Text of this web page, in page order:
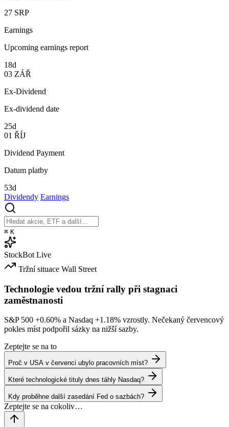
27 SRP
Earnings
Upcoming earnings report
18d
03 ZÁŘ
Ex-Dividend
Ex-dividend date
25d
01 ŘÍJ
Dividend Payment
Datum platby
53d
Dividendy Earnings
⌘ K
StockBot Live
Tržní situace Wall Street
Technologie vedou tržní rally při stagnaci
zaměstnanosti
S&P 500 +0.60% a Nasdaq +1.18% vzrostly. Nečekaný červencový
pokles míst podpořil sázky na nižší sazby.
Zeptejte se na to
Proč v USA v červenci ubylo pracovních míst?
Které technologické tituly dnes táhly Nasdaq?
Kdy proběhne další zasedání Fed o sazbách?